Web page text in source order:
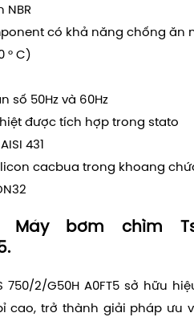
NBR
có khả năng chống ăn
° C)
số 50Hz và 60Hz
được tích hợp trong stato
431
cacbua trong khoang
bơm chìm
750/2/G50H A0FT5 sở hữu
cao, trở thành giải pháp ưu